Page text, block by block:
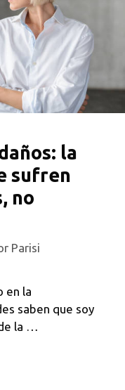
la
sufren
no
Parisi
en la
saben que soy
la …